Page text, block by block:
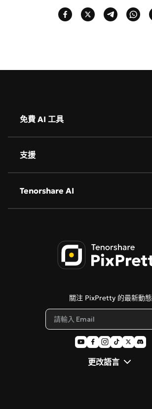
關注 PixPretty 的最新動態
更改語言
免費 AI 工具
AI 背景去除
AI 圖像翻譯
AI 人像精修
AI 公仔生成器
支援
隱私政策
Tenorshare AI
Tenorshare AI 圖像檢測器
PDNob 線上編輯器